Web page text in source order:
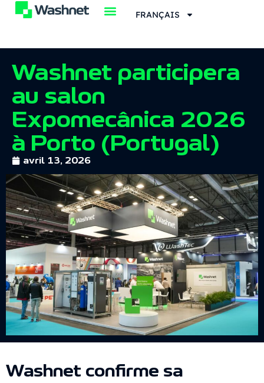
FRANÇAIS
Washnet participera
au salon
Expomecânica 2026
à Porto (Portugal)
avril 13, 2026
Washnet confirme sa